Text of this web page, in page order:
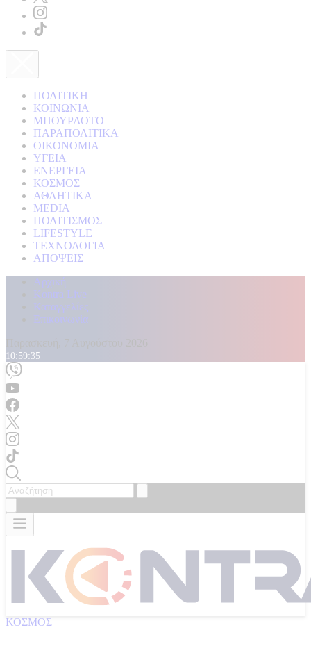
ΠΟΛΙΤΙΚΗ
ΚΟΙΝΩΝΙΑ
ΜΠΟΥΡΛΟΤΟ
ΠΑΡΑΠΟΛΙΤΙΚΑ
ΟΙΚΟΝΟΜΙΑ
ΥΓΕΙΑ
ΕΝΕΡΓΕΙΑ
ΚΟΣΜΟΣ
ΑΘΛΗΤΙΚΑ
MEDIA
ΠΟΛΙΤΙΣΜΟΣ
LIFESTYLE
ΤΕΧΝΟΛΟΓΙΑ
ΑΠΟΨΕΙΣ
Αρχική
Kontra Live
Καταγγελίες
Επικοινωνία
10:59:36
ΚΟΣΜΟΣ